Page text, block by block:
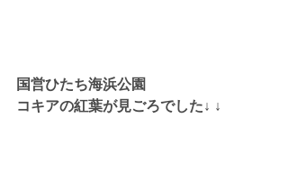
国営ひたち海浜公園
コキアの紅葉が見ごろでした↓ ↓